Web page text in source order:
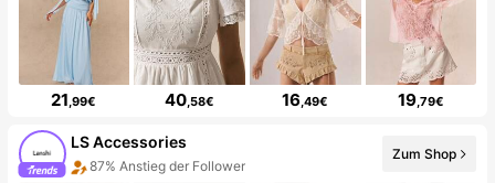
21,99€ 40,58€ 16,49€ 19,79€
LS Accessories
87% Anstieg der Follower
Zum Shop